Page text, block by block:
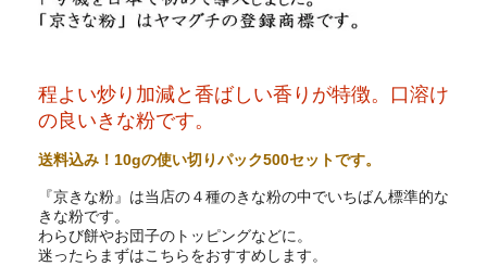
程よい炒り加減と香ばしい香りが特徴。口溶け
の良いきな粉です。
送料込み！10gの使い切りパック500セットです。
『京きな粉』は当店の４種のきな粉の中でいちばん標準的な
きな粉です。
わらび餅やお団子のトッピングなどに。
迷ったらまずはこちらをおすすめします。